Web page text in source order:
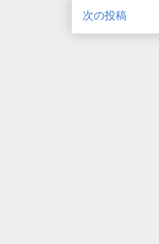
次の投稿